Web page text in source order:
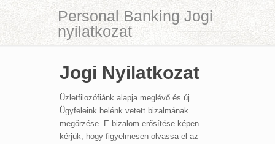
Personal Banking Jogi
nyilatkozat
Jogi Nyilatkozat
Üzletfilozófiánk alapja meglévő és új
Ügyfeleink belénk vetett bizalmának
megőrzése. E bizalom erősítése képen
kérjük, hogy figyelmesen olvassa el az